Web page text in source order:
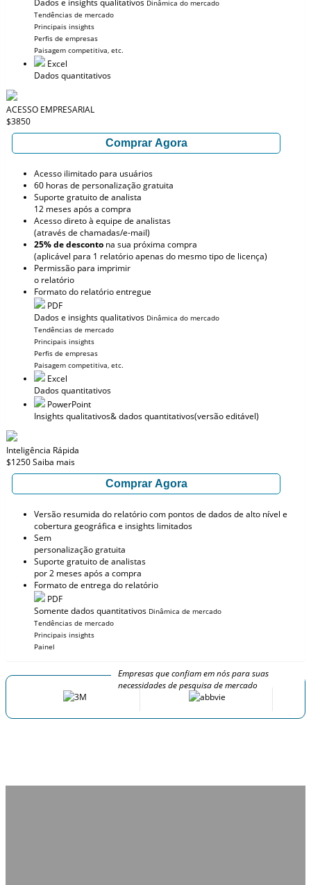
Dados e insights qualitativos Dinâmica do mercado
Tendências de mercado
Principais insights
Perfis de empresas
Paisagem competitiva, etc.
Excel
Dados quantitativos
ACESSO EMPRESARIAL
$3850
Comprar Agora
Acesso ilimitado para usuários
60 horas de personalização gratuita
Suporte gratuito de analista
12 meses após a compra
Acesso direto à equipe de analistas
(através de chamadas/e-mail)
25% de desconto na sua próxima compra
(aplicável para 1 relatório apenas do mesmo tipo de licença)
Permissão para imprimir
o relatório
Formato do relatório entregue
PDF
Dados e insights qualitativos Dinâmica do mercado
Tendências de mercado
Principais insights
Perfis de empresas
Paisagem competitiva, etc.
Excel
Dados quantitativos
PowerPoint
Insights qualitativos& dados quantitativos(versão editável)
Inteligência Rápida
$1250Saiba mais
Comprar Agora
Versão resumida do relatório com pontos de dados de alto nível e
cobertura geográfica e insights limitados
Sem
personalização gratuita
Suporte gratuito de analistas
por 2 meses após a compra
Formato de entrega do relatório
PDF
Somente dados quantitativos Dinâmica de mercado
Tendências de mercado
Principais insights
Painel
Empresas que confiam em nós para suas
necessidades de pesquisa de mercado